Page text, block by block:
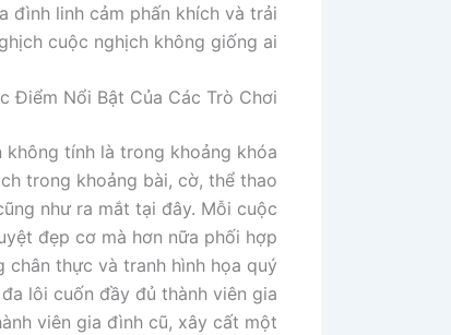
đình linh cảm phấn khích và trải
cuộc nghịch không giống ai.
Điểm Nổi Bật Của Các Trò Chơi
không tính là trong khoảng khóa
trong khoảng bài, cờ, thể thao
như ra mắt tại đây. Mỗi cuộc
đẹp cơ mà hơn nữa phối hợp
chân thực và tranh hình họa quý
lôi cuốn đầy đủ thành viên gia
viên gia đình cũ, xây cất một